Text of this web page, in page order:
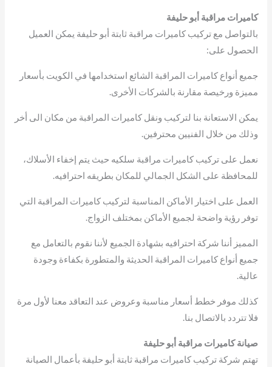
كاميرات مراقبة أبو حليفة
بالتواصل مع تركيب كاميرات مراقبة ثابتة أبو حليفة يمكن العميل
الحصول على:
جميع أنواع كاميرات المراقبة الشائع استخدامها في الكويت بأسعار
مميزة ورخيصة مقارنة بالشركات الأخرى.
يمكن الاستعانة بنا لتركيب ونقل كاميرات المراقبة من مكان الى أخر
وذلك من خلال الفنيين محترفين.
نعمل على تركيب كاميرات مراقبة سلكيه حيث يتم إخفاء الأسلاك،
للمحافظة على الشكل الجمالي للمكان بطريقه احترافيه.
العمل على اختيار الأماكن المناسبة لتركيب كاميرات المراقبة التي
توفر رؤية واضحة لجميع الأماكن بمختلف الزواج.
المميز أننا شركة احترافيه بشهادة الجميع لأننا نقوم بالتعامل مع
جميع أنواع كاميرات المراقبة الحديثة والمتطورة بكفاءة وجودة
عالية.
كذلك موفر خطط أسعار مناسبة وعروض عند التعاقد معنا لأول مرة
فلا تتردد بالاتصال بنا.
صيانة كاميرات مراقبة أبو حليفة
تهتم شركة تركيب كاميرات مراقبة ثابتة أبو حليفة بأعمال الصيانة